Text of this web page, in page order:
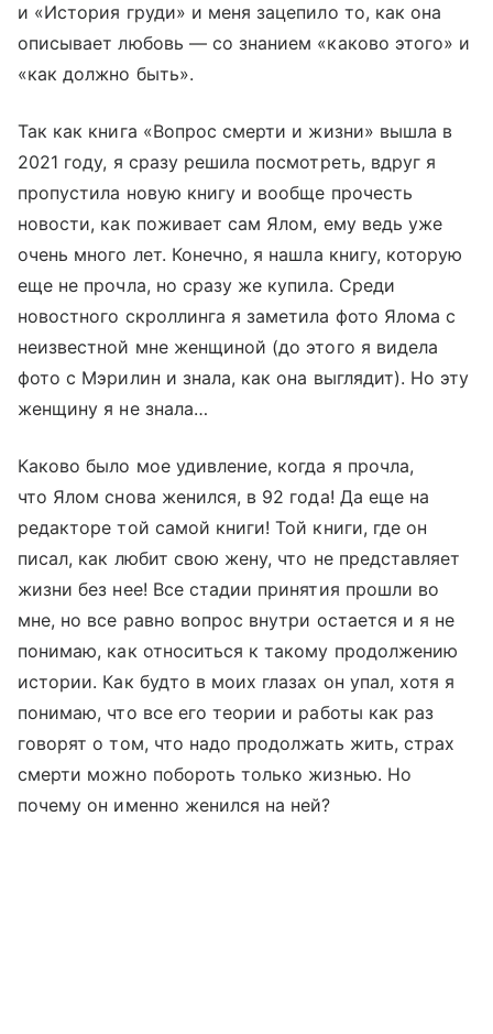
и «История груди» и меня зацепило то, как она
описывает любовь — со знанием «каково этого» и
«как должно быть».
Так как книга «Вопрос смерти и жизни» вышла в
2021 году, я сразу решила посмотреть, вдруг я
пропустила новую книгу и вообще прочесть
новости, как поживает сам Ялом, ему ведь уже
очень много лет. Конечно, я нашла книгу, которую
еще не прочла, но сразу же купила. Среди
новостного скроллинга я заметила фото Ялома с
неизвестной мне женщиной (до этого я видела
фото с Мэрилин и знала, как она выглядит). Но эту
женщину я не знала…
Каково было мое удивление, когда я прочла,
что Ялом снова женился, в 92 года! Да еще на
редакторе той самой книги! Той книги, где он
писал, как любит свою жену, что не представляет
жизни без нее! Все стадии принятия прошли во
мне, но все равно вопрос внутри остается и я не
понимаю, как относиться к такому продолжению
истории. Как будто в моих глазах он упал, хотя я
понимаю, что все его теории и работы как раз
говорят о том, что надо продолжать жить, страх
смерти можно побороть только жизнью. Но
почему он именно женился на ней?